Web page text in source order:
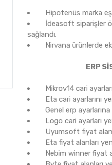
Hipotenüs marka
İdeasoft siparişler
sağlandı.
Nirvana ürünlerde ek
ERP
Mikrov14 cari
Eta cari ayarlarını
Genel erp
Logo cari ayarları
Uyumsoft fiyat
Eta fiyat alanları
Nebim winner fiyat